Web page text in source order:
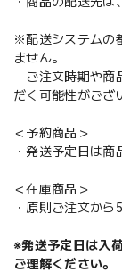
※配送システムの
ません。
ご注文時期や商
だく可能性がござ
＜予約商品＞
・発送予定日は商
＜在庫商品＞
・原則ご注文から
※発送予定日は入
ご理解ください。